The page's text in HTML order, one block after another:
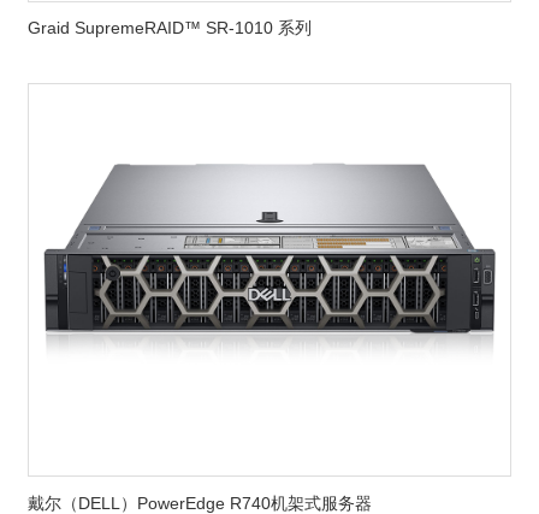
Graid SupremeRAID™ SR-1010 系列
戴尔（DELL）PowerEdge R740机架式服务器